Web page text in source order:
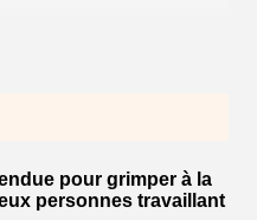
pour grimper à la
personnes travaillant